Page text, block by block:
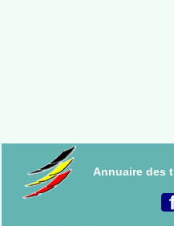
Annuaire des